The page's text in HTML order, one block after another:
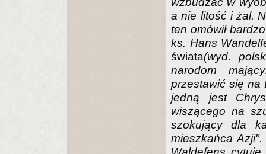
a nie litość i żal.
ten omówił
ks. Hans
świata(wyd.
narodom
przestawić się na
jedną jest
wiszącego na
szokujący dla
mieszkańca